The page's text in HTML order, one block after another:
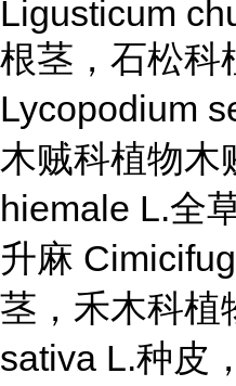
Ligusticum
根茎，石松科
Lycopodium
木贼科植物木
hiemale L.全
升麻
茎，禾木科植
sativa L.种皮